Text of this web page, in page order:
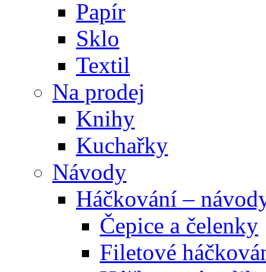
Papír
Sklo
Textil
Na prodej
Knihy
Kuchařky
Návody
Háčkování –
Čepice a čelenky
Filetové